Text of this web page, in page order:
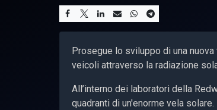
Prosegue lo sviluppo di una
veicoli attraverso la radiazione
All’interno dei laboratori della
quadranti di un'enorme vela solare.